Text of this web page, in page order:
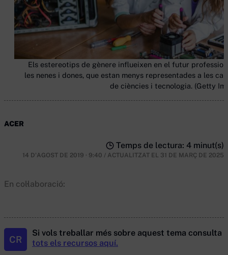
Els estereotips de gènere influeixen en el futur
les nenes i dones, que estan menys representades a les
de ciències i tecnologia. (Getty
ACER
Temps de lectura: 4 minut(s)
14 D'AGOST DE 2019 · 9:40 / ACTUALITZAT EL 31 DE MARÇ DE 2025
En col·laboració:
CR
Si vols treballar més sobre aquest tema consulta
tots els recursos aquí.